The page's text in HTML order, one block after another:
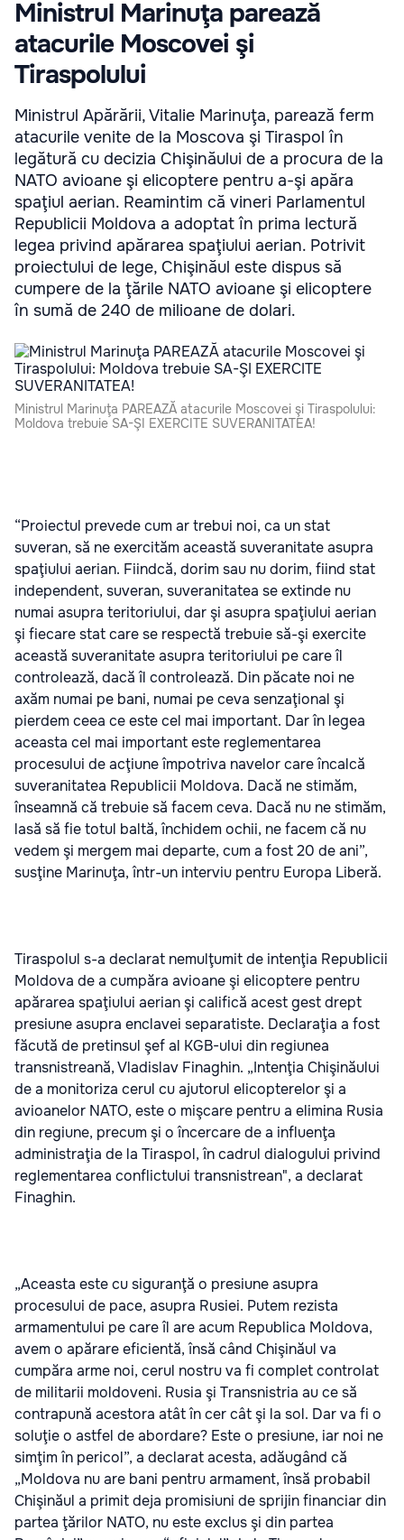
Ministrul Marinuţa parează
atacurile Moscovei şi
Tiraspolului
Ministrul Apărării, Vitalie Marinuţa, parează ferm
atacurile venite de la Moscova şi Tiraspol în
legătură cu decizia Chişinăului de a procura de la
NATO avioane şi elicoptere pentru a-şi apăra
spaţiul aerian. Reamintim că vineri Parlamentul
Republicii Moldova a adoptat în prima lectură
legea privind apărarea spaţiului aerian. Potrivit
proiectului de lege, Chişinăul este dispus să
cumpere de la ţările NATO avioane şi elicoptere
în sumă de 240 de milioane de dolari.
Ministrul Marinuţa PAREAZĂ atacurile Moscovei şi Tiraspolului:
Moldova trebuie SA-ŞI EXERCITE SUVERANITATEA!
“Proiectul prevede cum ar trebui noi, ca un stat
suveran, să ne exercităm această suveranitate asupra
spaţiului aerian. Fiindcă, dorim sau nu dorim, fiind stat
independent, suveran, suveranitatea se extinde nu
numai asupra teritoriului, dar şi asupra spaţiului aerian
şi fiecare stat care se respectă trebuie să-şi exercite
această suveranitate asupra teritoriului pe care îl
controlează, dacă îl controlează. Din păcate noi ne
axăm numai pe bani, numai pe ceva senzaţional şi
pierdem ceea ce este cel mai important. Dar în legea
aceasta cel mai important este reglementarea
procesului de acţiune împotriva navelor care încalcă
suveranitatea Republicii Moldova. Dacă ne stimăm,
înseamnă că trebuie să facem ceva. Dacă nu ne stimăm,
lasă să fie totul baltă, închidem ochii, ne facem că nu
vedem şi mergem mai departe, cum a fost 20 de ani”,
susţine Marinuţa, într-un interviu pentru Europa Liberă.
Tiraspolul s-a declarat nemulţumit de intenţia Republicii
Moldova de a cumpăra avioane şi elicoptere pentru
apărarea spaţiului aerian şi califică acest gest drept
presiune asupra enclavei separatiste. Declaraţia a fost
făcută de pretinsul şef al KGB-ului din regiunea
transnistreană, Vladislav Finaghin. „Intenţia Chişinăului
de a monitoriza cerul cu ajutorul elicopterelor şi a
avioanelor NATO, este o mişcare pentru a elimina Rusia
din regiune, precum şi o încercare de a influenţa
administraţia de la Tiraspol, în cadrul dialogului privind
reglementarea conflictului transnistrean", a declarat
Finaghin.
„Aceasta este cu siguranţă o presiune asupra
procesului de pace, asupra Rusiei. Putem rezista
armamentului pe care îl are acum Republica Moldova,
avem o apărare eficientă, însă când Chişinăul va
cumpăra arme noi, cerul nostru va fi complet controlat
de militarii moldoveni. Rusia şi Transnistria au ce să
contrapună acestora atât în cer cât şi la sol. Dar va fi o
soluţie o astfel de abordare? Este o presiune, iar noi ne
simţim în pericol”, a declarat acesta, adăugând că
„Moldova nu are bani pentru armament, însă probabil
Chişinăul a primit deja promisiuni de sprijin financiar din
partea ţărilor NATO, nu este exclus şi din partea